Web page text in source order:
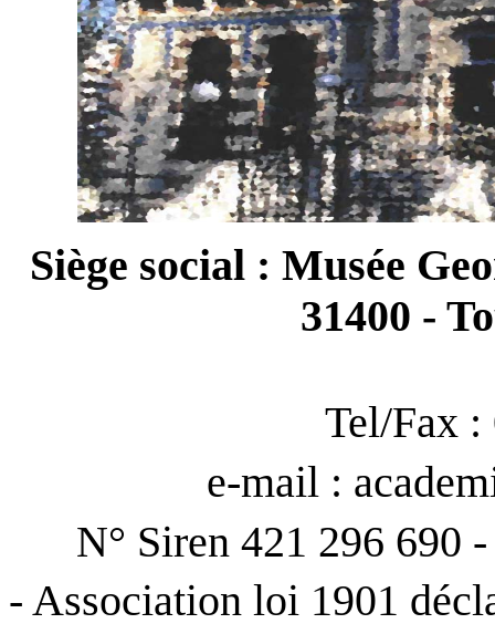
Siège social : Musée
31400 -
Tel/Fax :
e-mail :
N° Siren 421 296 690
- Association loi 1901